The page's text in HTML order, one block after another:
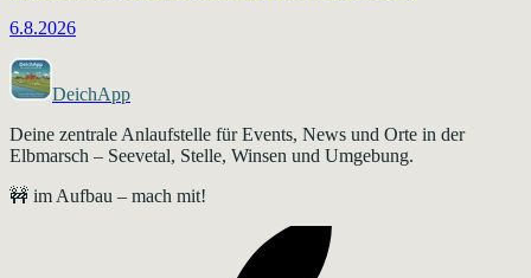
6.8.2026
DeichApp
Deine zentrale Anlaufstelle für Events, News und Orte in der
Elbmarsch – Seevetal, Stelle, Winsen und Umgebung.
🚧 im Aufbau – mach mit!